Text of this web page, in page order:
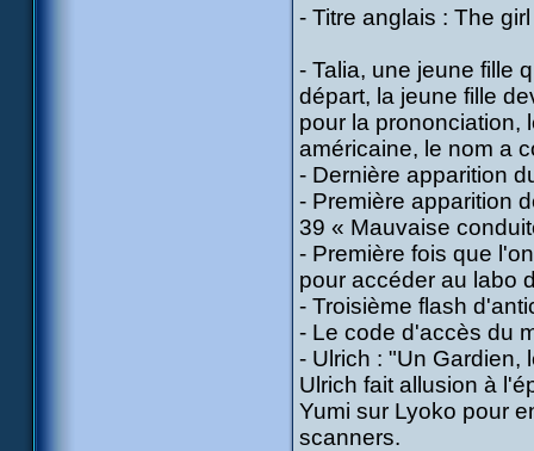
- Titre anglais : The
- Talia, une jeune fille
départ, la jeune fille
pour la prononciation,
américaine, le nom a
- Dernière apparition
- Première apparition
39 « Mauvaise
- Première fois que
pour accéder au labo
- Troisième flash
- Le code d'accès du
- Ulrich : "Un Gardien,
Ulrich fait allusion à
Yumi sur Lyoko pour
scanners.